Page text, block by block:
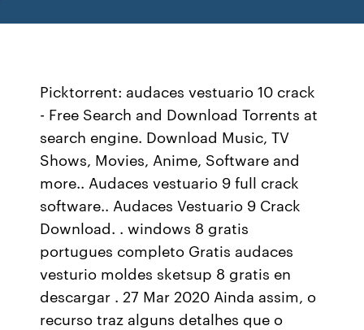
Picktorrent: audaces vestuario 10 crack
- Free Search and Download Torrents at
search engine. Download Music, TV
Shows, Movies, Anime, Software and
more.. Audaces vestuario 9 full crack
software.. Audaces Vestuario 9 Crack
Download. . windows 8 gratis
portugues completo Gratis audaces
vesturio moldes sketsup 8 gratis en
descargar . 27 Mar 2020 Ainda assim, o
recurso traz alguns detalhes que o